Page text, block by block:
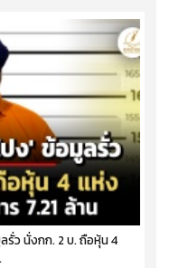
ว นั่งกก. 2 บ. ถือหุ้น 4